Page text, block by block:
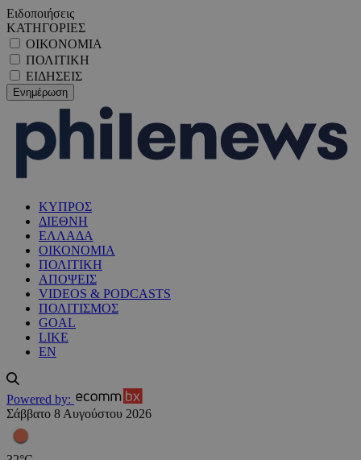
Ειδοποιήσεις
ΚΑΤΗΓΟΡΙΕΣ
ΟΙΚΟΝΟΜΙΑ
ΠΟΛΙΤΙΚΗ
ΕΙΔΗΣΕΙΣ
ΚΥΠΡΟΣ
ΔΙΕΘΝΗ
ΕΛΛΑΔΑ
ΟΙΚΟΝΟΜΙΑ
ΠΟΛΙΤΙΚΗ
ΑΠΟΨΕΙΣ
VIDEOS & PODCASTS
ΠΟΛΙΤΙΣΜΟΣ
GOAL
LIKE
EN
Powered by:
Σάββατο 8 Αυγούστου 2026